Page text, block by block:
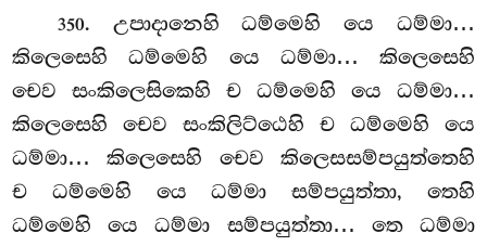
350. උපාදානෙහි ධම්මෙහි යෙ ධම්මා…
කිලෙසෙහි ධම්මෙහි යෙ ධම්මා… කිලෙසෙහි
චෙව සංකිලෙසිකෙහි ච ධම්මෙහි යෙ ධම්මා…
කිලෙසෙහි චෙව සංකිලිට්ඨෙහි ච ධම්මෙහි යෙ
ධම්මා… කිලෙසෙහි චෙව කිලෙසසම්පයුත්තෙහි
ච ධම්මෙහි යෙ ධම්මා සම්පයුත්තා, තෙහි
ධම්මෙහි යෙ ධම්මා සම්පයුත්තා… තෙ ධම්මා